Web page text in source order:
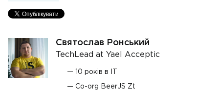
Святослав Ронський
TechLead at Yael Acceptic
10 років в ІТ
Co-org BeerJS Zt